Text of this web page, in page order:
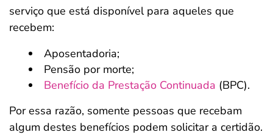
serviço que está disponível para aqueles que
recebem:
Aposentadoria;
Pensão por morte;
Benefício da Prestação Continuada (BPC).
Por essa razão, somente pessoas que recebam
algum destes benefícios podem solicitar a certidão.